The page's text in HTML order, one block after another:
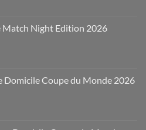
Match Night Edition 2026
Domicile Coupe du Monde 2026